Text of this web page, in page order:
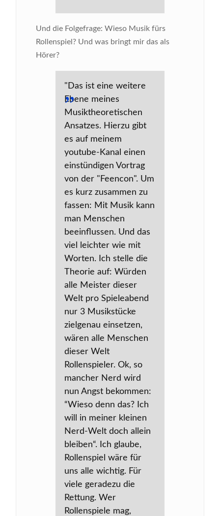
Und die Folgefrage: Wieso Musik fürs
Rollenspiel? Und was bringt mir das als
Hörer?
"Das ist eine weitere
Ebene meines
Musiktheoretischen
Ansatzes. Hierzu gibt
es auf meinem
youtube-Kanal einen
einstündigen Vortrag
von der "Feencon". Um
es kurz zusammen zu
fassen: Mit Musik kann
man Menschen
beeinflussen. Und das
viel leichter wie mit
Worten. Ich stelle die
Theorie auf: Würden
alle Meister dieser
Welt pro Spieleabend
nur 3 Musikstücke
zielgenau einsetzen,
wären alle Menschen
dieser Welt
Rollenspieler. Ok, so
mancher Nerd wird
nun Angst bekommen:
“Wieso denn das? Ich
will in meiner kleinen
Nerd-Welt doch allein
bleiben“. Ich glaube,
Rollenspiel wäre für
uns alle wichtig. Für
viele geradezu die
Rettung. Wer
Rollenspiele mag,